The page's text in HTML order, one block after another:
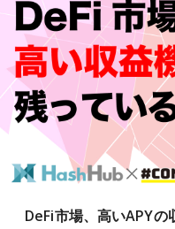
DeFi市場、高いAPYの